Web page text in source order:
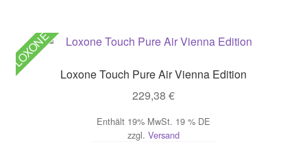
LOXONE
Loxone Touch Pure Air Vienna Edition
229,38 €
Enthält 19% MwSt. 19 % DE
zzgl. Versand